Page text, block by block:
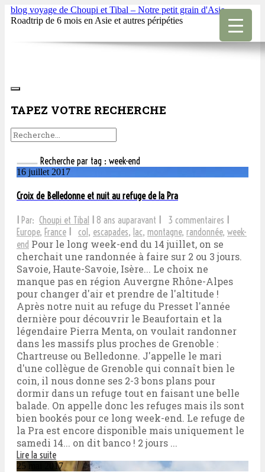
blog voyage de Choupi et Tibal – Notre petit grain d'Asie
Roadtrip de 6 mois en Asie et autres péripéties
TAPEZ VOTRE RECHERCHE
Recherche par tag : week-end
16 juillet 2017
Croix de Belledonne et nuit au refuge de la Pra
Par: Choupi et Tibal 8 ans auparavant 3 commentaires
Europe, France col , escapades, lac, montagne, randonnée, week-
end Pour le long week-end du 14 juillet, on se
cherchait une randonnée à faire sur 2 ou 3 jours.
Savoie, Haute-Savoie, Isère... Le choix ne
manque pas en région Auvergne Rhône-Alpes
pour changer d'air et prendre de l'altitude !
Après notre nuit au refuge du Presset l'année
dernière pour découvrir le Beaufortain et la
légendaire Pierra Menta, on voulait randonner
dans les massifs plus proches de Grenoble :
Chartreuse ou Belledonne. J'appelle le mari
d'une collègue de Grenoble qui connaît bien le
coin, il nous donne ses 2-3 bons plans pour
dormir dans un refuge tout en faisant une belle
balade. On appelle donc les refuges mais ils sont
bien bookés pour ce long week-end. Le refuge de
la Pra est encore disponible mais uniquement le
samedi 14... on dit banco ! 2 jours ...
Lire la suite
25 mai 2017